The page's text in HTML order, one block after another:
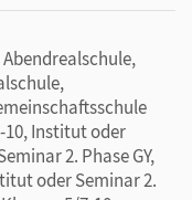
10, Institut oder
2. Phase GY,
oder Seminar 2.